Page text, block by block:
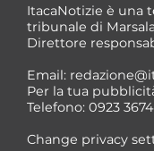
*
ItacaNotizie è una
tribunale di
Direttore
Email:
Per la tua
Telefono: 0923
Change privacy